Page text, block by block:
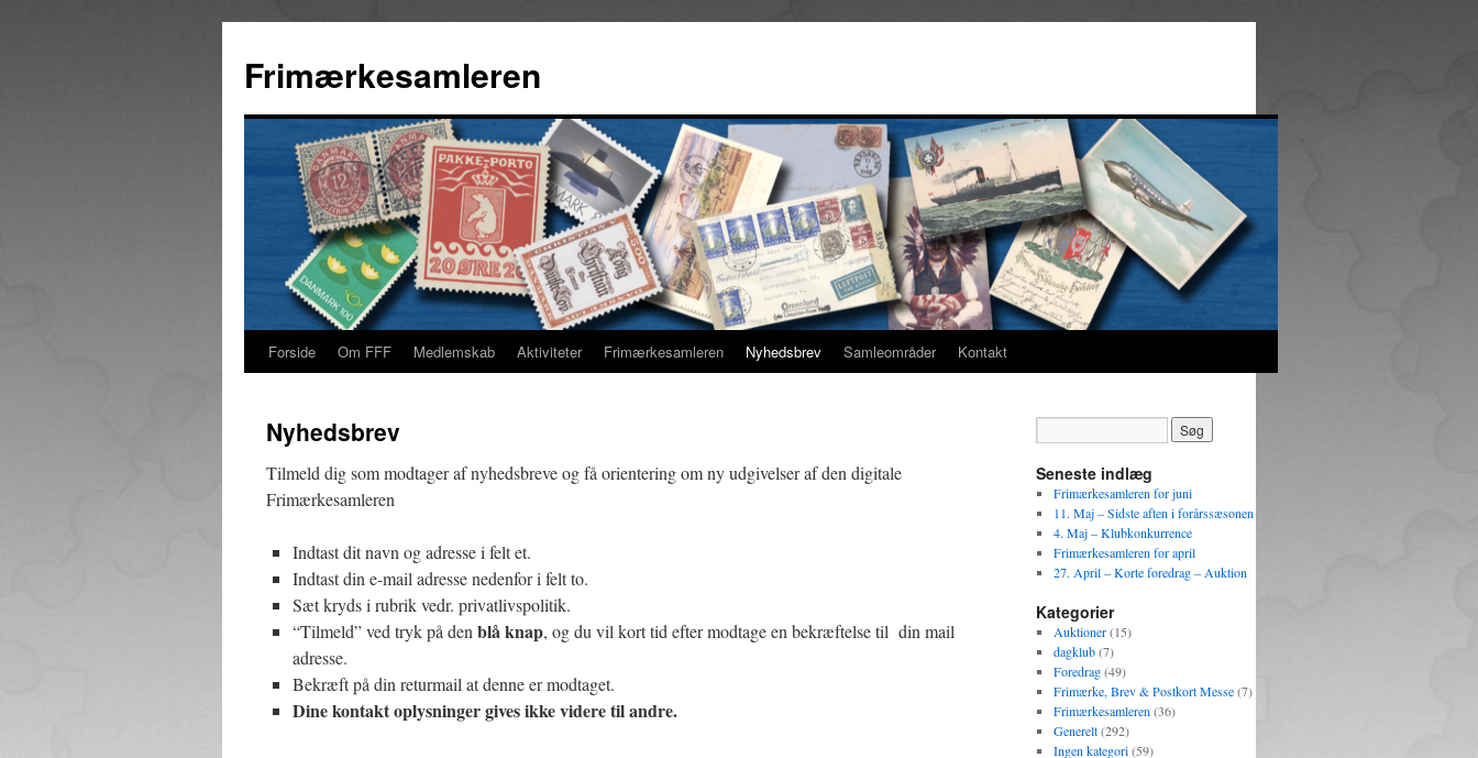
indhold
Frimærkesamleren
Forside Om FFF Medlemskab Aktiviteter Frimærkesamleren Nyhedsbrev Samleområder Kontakt
Nyhedsbrev
Tilmeld dig som modtager af nyhedsbreve og få orientering om ny udgivelser af den digitale
Frimærkesamleren
Indtast dit navn og adresse i felt et.
Indtast din e-mail adresse nedenfor i felt to.
Sæt kryds i rubrik vedr. privatlivspolitik.
“Tilmeld” ved tryk på den blå knap, og du vil kort tid efter modtage en bekræftelse til din mail
adresse.
Bekræft på din returmail at denne er modtaget.
Dine kontakt oplysninger gives ikke videre til andre.
Seneste indlæg
Frimærkesamleren for juni
11. Maj – Sidste aften i forårssæsonen
4. Maj – Klubkonkurrence
Frimærkesamleren for april
27. April – Korte foredrag – Auktion
Kategorier
Auktioner(15)
dagklub(7)
Foredrag(49)
Frimærke, Brev & Postkort Messe(7)
Frimærkesamleren (36)
Generelt(292)
Ingen kategori(59)